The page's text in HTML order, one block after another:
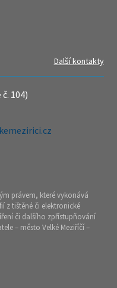
Další kontakty
104)
právem, které vykonává
z tištěné či elektronické
či dalšího zpřístupňování
– město Velké Meziříčí –